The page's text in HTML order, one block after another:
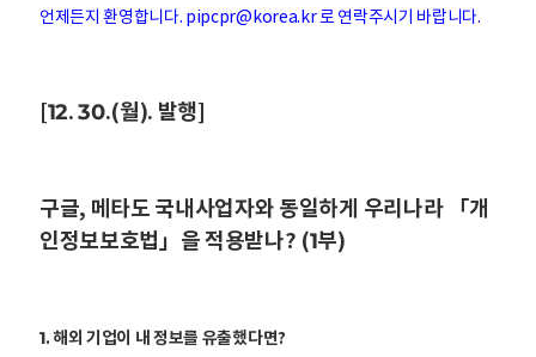
언제든지 환영합니다. pipcpr@korea.kr 로 연락주시기 바랍니다.
[12. 30.(월). 발행]
구글, 메타도 국내사업자와 동일하게 우리나라 「개
인정보보호법」을 적용받나? (1부)
1. 해외 기업이 내 정보를 유출했다면?